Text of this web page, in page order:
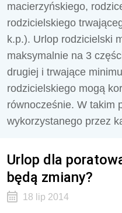
macierzyńskiego,
rodzicielskiego
k.p.). Urlop rodzicielski
maksymalnie na 3
drugiej i trwające
rodzicielskiego mogą
równocześnie. W takim
wykorzystanego przez
Urlop dla
będą zmiany?
18 lip 2014